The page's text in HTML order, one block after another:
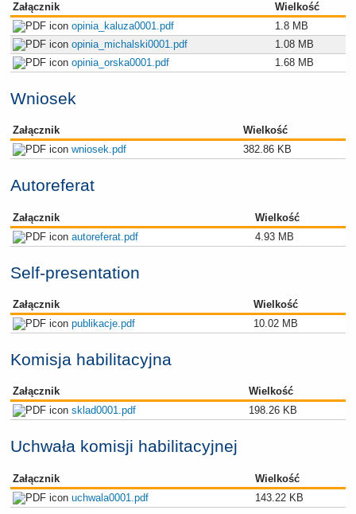
Załącznik
Wielkość
opinia_kaluza0001.pdf
1.8 MB
opinia_michalski0001.pdf
1.08 MB
opinia_orska0001.pdf
1.68 MB
Wniosek
Załącznik
Wielkość
wniosek.pdf
382.86 KB
Autoreferat
Załącznik
Wielkość
autoreferat.pdf
4.93 MB
Self-presentation
Załącznik
Wielkość
publikacje.pdf
10.02 MB
Komisja habilitacyjna
Załącznik
Wielkość
sklad0001.pdf
198.26 KB
Uchwała komisji habilitacyjnej
Załącznik
Wielkość
uchwala0001.pdf
143.22 KB